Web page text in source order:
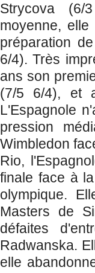
Strycova (6/
moyenne,
préparation
6/4). Très
ans son
(7/5 6/4), et
L'Espagnole
pression
Wimbledon
Rio,
finale face à
olympique.
Masters de
défaites
Radwanska.
elle